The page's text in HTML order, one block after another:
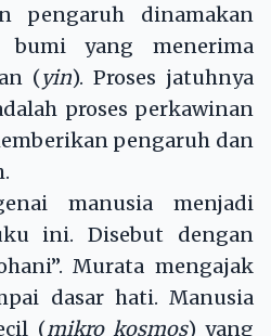
pengaruh dinamakan
bumi yang menerima
(yin). Proses jatuhnya
proses perkawinan
pengaruh dan
manusia menjadi
ini. Disebut dengan
Murata mengajak
dasar hati. Manusia
(mikro kosmos) yang